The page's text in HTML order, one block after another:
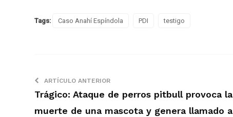
Tags: Caso Anahí Espíndola PDI testigo
ARTÍCULO ANTERIOR
Trágico: Ataque de perros pitbull provoca la
muerte de una mascota y genera llamado a